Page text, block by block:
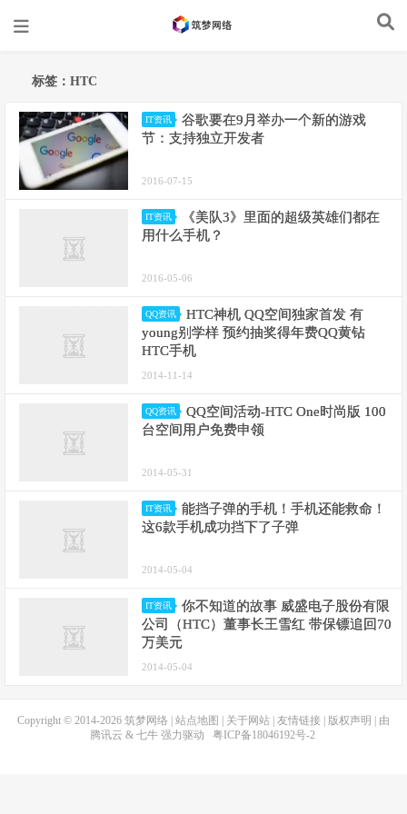
标签：HTC
IT资讯
谷歌要在9月举办一个新的游戏
节：支持独立开发者
2016-07-15
IT资讯
《美队3》里面的超级英雄们都在
用什么手机？
2016-05-06
QQ资讯
HTC神机 QQ空间独家首发 有
young别学样 预约抽奖得年费QQ黄钻
HTC手机
2014-11-14
QQ资讯
QQ空间活动-HTC One时尚版 100
台空间用户免费申领
2014-05-31
IT资讯
能挡子弹的手机！手机还能救命！
这6款手机成功挡下了子弹
2014-05-04
IT资讯
你不知道的故事 威盛电子股份有限
公司（HTC）董事长王雪红 带保镖追回70
万美元
2014-05-04
Copyright © 2014-2026 筑梦网络 站点地图 关于网站 友情链接 版权声明
| 由
腾讯云 & 七牛强力驱动 粤ICP备18046192号-2